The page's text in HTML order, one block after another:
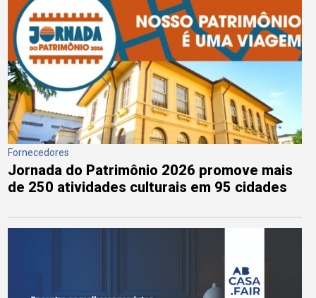
Fornecedores
Jornada do Patrimônio 2026 promove mais
de 250 atividades culturais em 95 cidades